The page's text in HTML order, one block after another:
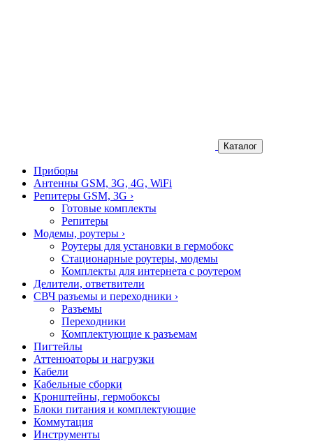
Каталог
Приборы
Антенны GSM, 3G, 4G, WiFi
Репитеры GSM, 3G ›
Готовые комплекты
Репитеры
Модемы, роутеры ›
Роутеры для установки в гермобокс
Стационарные роутеры, модемы
Комплекты для интернета с роутером
Делители, ответвители
СВЧ разъемы и переходники ›
Разъемы
Переходники
Комплектующие к разъемам
Пигтейлы
Аттенюаторы и нагрузки
Кабели
Кабельные сборки
Кронштейны, гермобоксы
Блоки питания и комплектующие
Коммутация
Инструменты